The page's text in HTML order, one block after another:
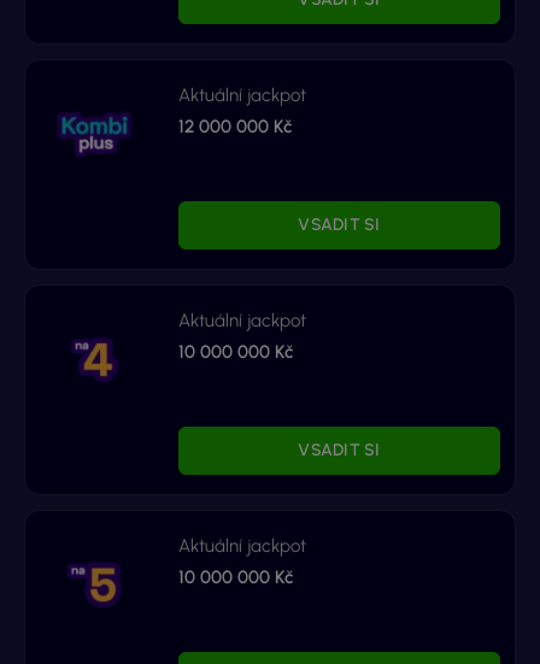
Aktuální jackpot
12 000 000 Kč
VSADIT SI
Aktuální jackpot
10 000 000 Kč
VSADIT SI
Aktuální jackpot
10 000 000 Kč